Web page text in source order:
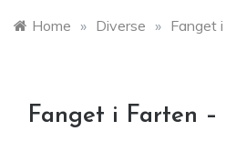
Home » Diverse » Fanget
Fanget i Farten –